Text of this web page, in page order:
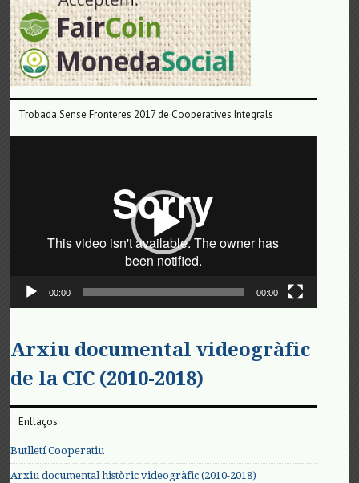
Trobada Sense Fronteres 2017 de Cooperatives Integrals
00:00 00:00
Arxiu documental videogràfic
de la CIC (2010-2018)
Enllaços
Butlletí Cooperatiu
Arxiu documental històric videogràfic (2010-2018)